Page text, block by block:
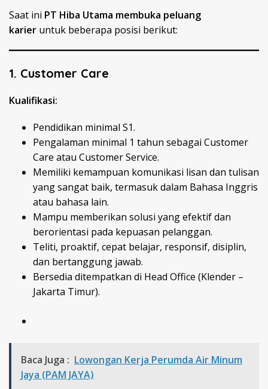
Saat ini PT Hiba Utama membuka peluang
karier untuk beberapa posisi berikut:
1. Customer Care
Kualifikasi:
Pendidikan minimal S1.
Pengalaman minimal 1 tahun sebagai Customer
Care atau Customer Service.
Memiliki kemampuan komunikasi lisan dan tulisan
yang sangat baik, termasuk dalam Bahasa Inggris
atau bahasa lain.
Mampu memberikan solusi yang efektif dan
berorientasi pada kepuasan pelanggan.
Teliti, proaktif, cepat belajar, responsif, disiplin,
dan bertanggung jawab.
Bersedia ditempatkan di Head Office (Klender –
Jakarta Timur).
Baca Juga : Lowongan Kerja Perumda Air Minum
Jaya (PAM JAYA)